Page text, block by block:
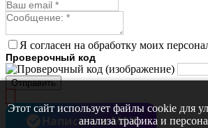
Этот сайт использует файлы cookie для
анализа трафика и
Я согласен на обработку моих
Проверочный код
Отправить
Написать в MAX